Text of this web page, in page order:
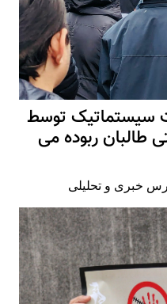
سیستماتیک توسط
طالبان ربوده می
خبری و تحلیلی